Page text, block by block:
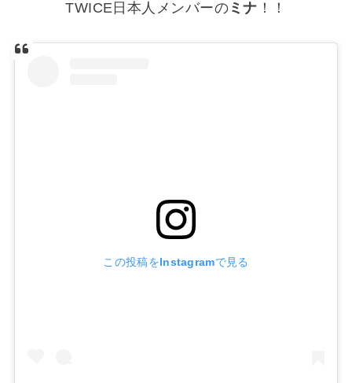
TWICE日本人メンバーの ミナ ！！
この投稿をInstagramで見る